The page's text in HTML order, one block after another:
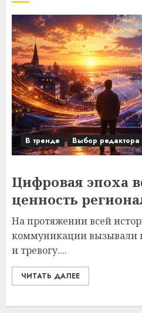
В тренде Выбор редактора
Цифровая эпоха
ценность
На протяжении всей
коммуникации вызывали
и тревогу....
ЧИТАТЬ ДАЛЕЕ